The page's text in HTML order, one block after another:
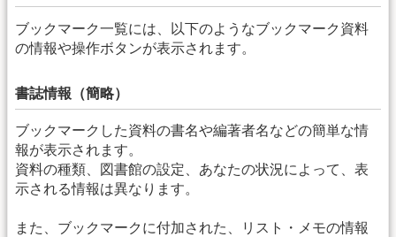
ブックマーク一覧には、以下のようなブックマーク資料
の情報や操作ボタンが表示されます。
書誌情報（簡略）
ブックマークした資料の書名や編著者名などの簡単な情
報が表示されます。
資料の種類、図書館の設定、あなたの状況によって、表
示される情報は異なります。
また、ブックマークに付加された、リスト・メモの情報